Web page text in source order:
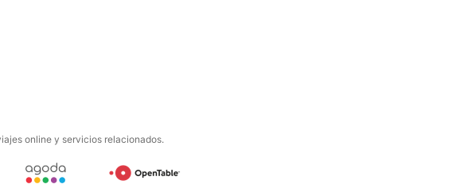
online y servicios relacionados.